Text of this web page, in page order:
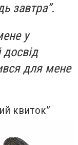
завтра”.
у
досвід
для мене
квиток”